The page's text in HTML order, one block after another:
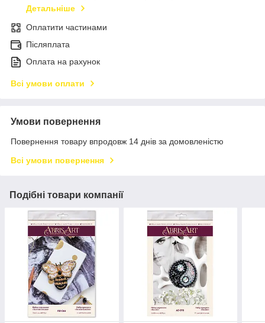
Детальніше
Оплатити частинами
Післяплата
Оплата на рахунок
Всі умови оплати
Умови повернення
Повернення товару впродовж 14 днів за домовленістю
Всі умови повернення
Подібні товари компанії